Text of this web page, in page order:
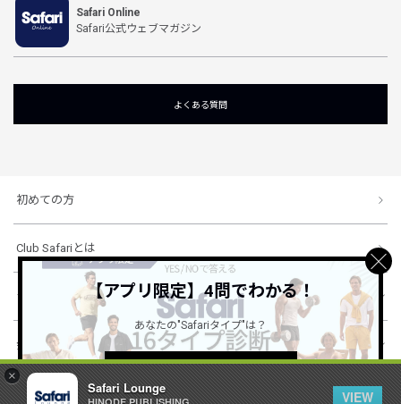
×
Safari Lounge
VIEW
Safari Online
Safari公式ウェブマガジン
よくある質問
初めての方
Club Safariとは
ショッピングガイド
会社概要・規約
【アプリ限定】4問でわかる！
あなたの"Safariタイプ"は？
詳しくはこちら ＞